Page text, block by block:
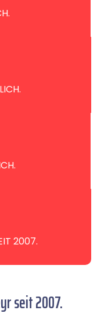
2007.
seit 2007.